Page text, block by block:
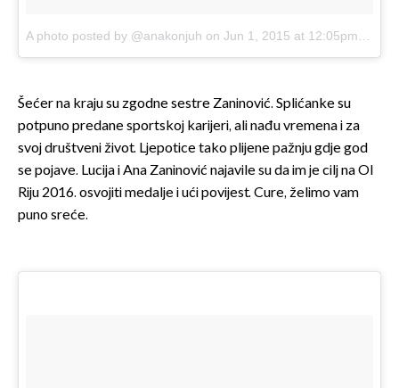
A photo posted by @anakonjuh on Jun 1, 2015 at 12:05pm PDT
Šećer na kraju su zgodne sestre Zaninović. Splićanke su
potpuno predane sportskoj karijeri, ali nađu vremena i za
svoj društveni život. Ljepotice tako plijene pažnju gdje god
se pojave. Lucija i Ana Zaninović najavile su da im je cilj na OI
Riju 2016. osvojiti medalje i ući povijest. Cure, želimo vam
puno sreće.